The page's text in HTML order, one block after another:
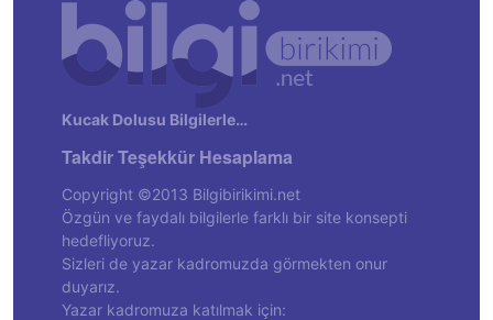
Kucak Dolusu Bilgilerle…
Takdir Teşekkür Hesaplama
Copyright ©2013 Bilgibirikimi.net
Özgün ve faydalı bilgilerle farklı bir site konsepti
hedefliyoruz.
Sizleri de yazar kadromuzda görmekten onur
duyarız.
Yazar kadromuza katılmak için: